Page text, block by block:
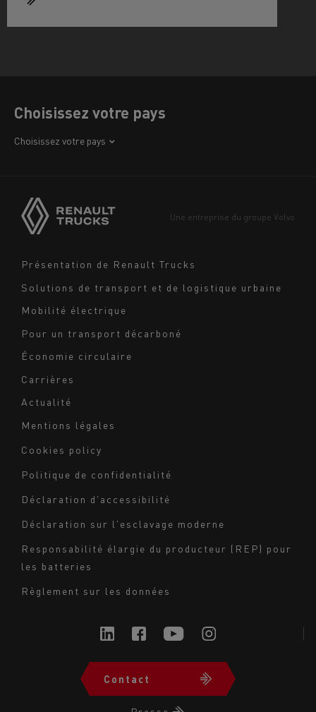
Choisissez votre pays
Choisissez votre pays
Europe
Navigation
Présentation de Renault Trucks
Solutions de transport et de logistique urbaine
Mobilité électrique
Pour un transport décarboné
Économie circulaire
Carrières
Actualité
Une entreprise du groupe Volvo
bas
de
page
-
Milieu
Mentions légales
Cookies policy
Politique de confidentialité
Déclaration d'accessibilité
Déclaration sur l'esclavage moderne
Responsabilité élargie du producteur (REP) pour
les batteries
Règlement sur les données
Navigation
Contact